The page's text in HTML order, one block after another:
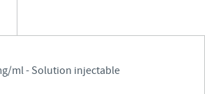
ml - Solution injectable